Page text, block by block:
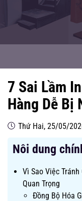
7 Sai Lầm
Hàng Dễ Bị
Thứ Hai, 25/05/
Nôi dung
Vì Sao Việc
Quan Trọng
Đồng Bộ Hóa